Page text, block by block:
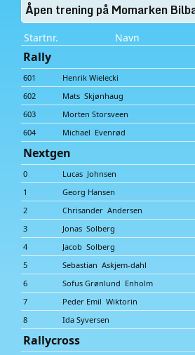
Åpen trening på Momarken
Startnr. Navn
Rally
601
Henrik Wielecki
602
Mats Skjønhaug
603
Morten Storsveen
604
Michael Evenrød
Nextgen
0
Lucas Johnsen
1
Georg Hansen
2
Chrisander Andersen
3
Jonas Solberg
4
Jacob Solberg
5
Sebastian Askjem-dahl
6
Sofus Grønlund Enholm
7
Peder Emil Wiktorin
8
Ida Syversen
Rallycross